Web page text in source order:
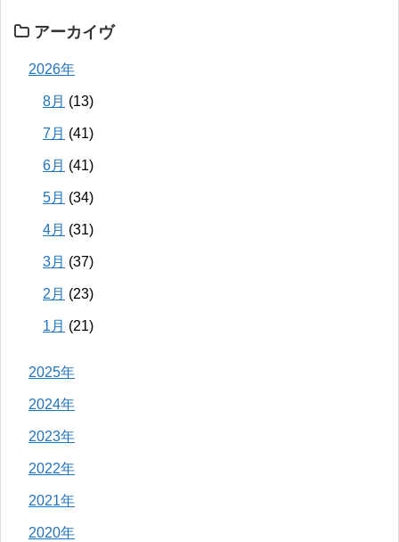
アーカイヴ
2026年
8月 (13)
7月 (41)
6月 (41)
5月 (34)
4月 (31)
3月 (37)
2月 (23)
1月 (21)
2025年
2024年
2023年
2022年
2021年
2020年